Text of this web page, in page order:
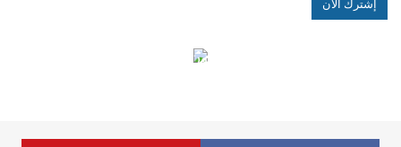
الهياكل الخاضعة لقانون النفاذ إلى المعلومة